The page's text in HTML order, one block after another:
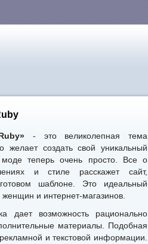
- это великолепная тема
желает создать свой уникальный
теперь очень просто. Все о
и стиле расскажет сайт,
шаблоне. Это идеальный
и интернет-магазинов.
дает возможность рационально
материалы. Подобная
и текстовой информации.